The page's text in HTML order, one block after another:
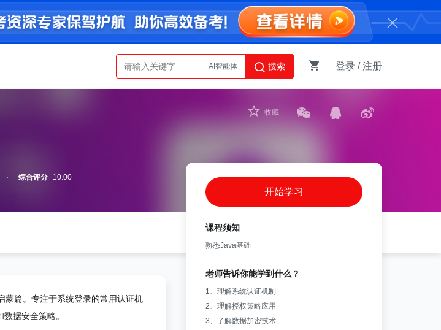
AI智能体
Python
搜索 登录 /注册
综合评分 10.00
收藏
蒙篇。专注于系统登录的常用认证机
据安全策略。
开始学习
课程须知
熟悉Java基础
老师告诉你能学到什么？
1、理解系统认证机制
2、理解授权策略应用